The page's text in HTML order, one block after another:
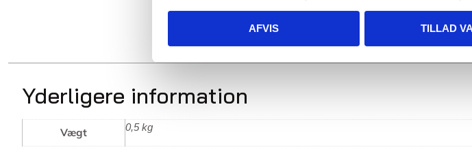
AFVIS TILLAD
Yderligere information
Vægt 0,5 kg